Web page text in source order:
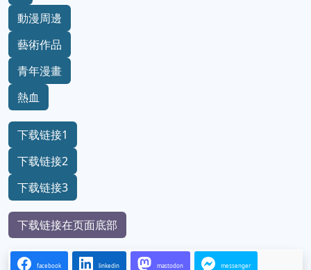
動漫周邊
藝術作品
青年漫畫
熱血
下载链接1
下载链接2
下载链接3
下载链接在页面底部
facebook linkedin mastodon messenger